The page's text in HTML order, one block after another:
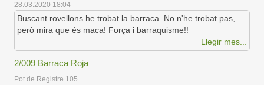
28.03.2020 18:04
Buscant rovellons he trobat la barraca. No n'he trobat pas,
però mira que és maca! Força i barraquisme!!
Llegir mes...
2/009 Barraca Roja
Pot de Registre 105